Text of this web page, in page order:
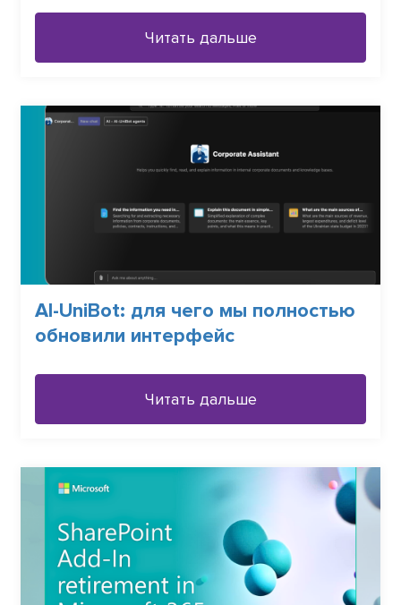
Читать дальше
АI-UniBot: для чего мы полностью
обновили интерфейс
Читать дальше